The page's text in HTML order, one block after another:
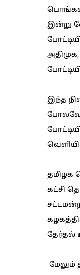
பொங்கல்
இன்று
இந்த
போலவே
தமிழக
கட்சி
தேர்தல்
மேலும்